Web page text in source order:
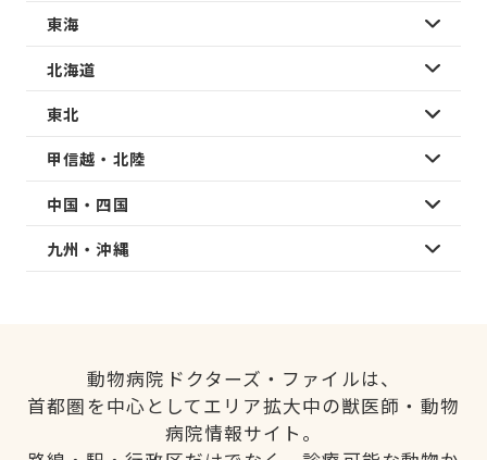
東海
北海道
東北
甲信越・北陸
中国・四国
九州・沖縄
動物病院ドクターズ・ファイルは、
首都圏を中心としてエリア拡大中の獣医師・動物
病院情報サイト。